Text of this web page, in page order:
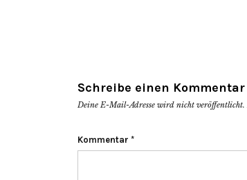
Schreibe einen Kommentar
Deine E-Mail-Adresse wird nicht veröffentlicht.
Kommentar *